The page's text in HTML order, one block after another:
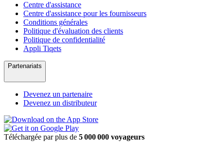
Centre d'assistance
Centre d'assistance pour les fournisseurs
Conditions générales
Politique d'évaluation des clients
Politique de confidentialité
Appli Tiqets
Partenariats
Devenez un partenaire
Devenez un distributeur
Téléchargée par plus de 5 000 000 voyageurs